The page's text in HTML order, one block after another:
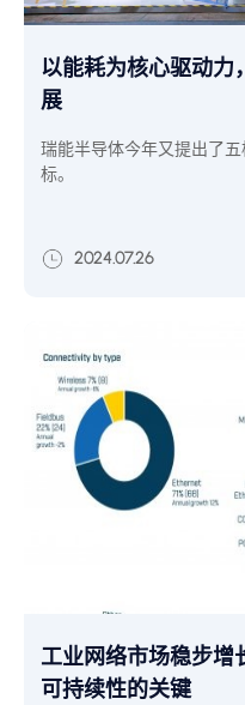
以能耗为核心驱动力
展
瑞能半导体今年又提出了
标。
2024.07.26
工业网络市场稳步增
可持续性的关键